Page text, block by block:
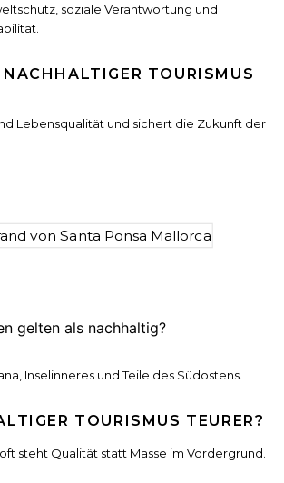
soziale Verantwortung und
TOURISMUS
Lebensqualität und sichert die Zukunft der
gelten als nachhaltig?
Inselinneres und Teile des Südostens.
TOURISMUS TEURER?
steht Qualität statt Masse im Vordergrund.